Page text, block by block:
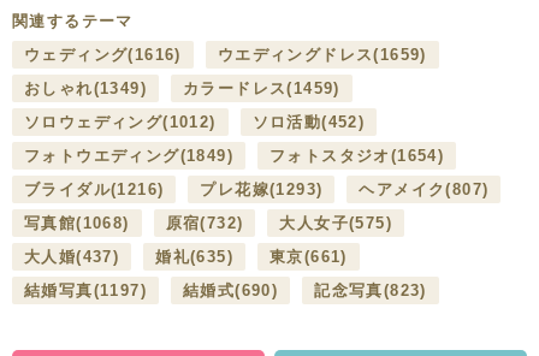
関連するテーマ
ウェディング(1616) ウエディングドレス(1659)
おしゃれ(1349) カラードレス(1459)
ソロウェディング(1012) ソロ活動(452)
フォトウエディング(1849) フォトスタジオ (1654)
ブライダル(1216) プレ花嫁(1293) ヘアメイク(807)
写真館(1068) 原宿(732) 大人女子(575)
大人婚(437) 婚礼(635) 東京(661)
結婚写真(1197) 結婚式(690) 記念写真(823)